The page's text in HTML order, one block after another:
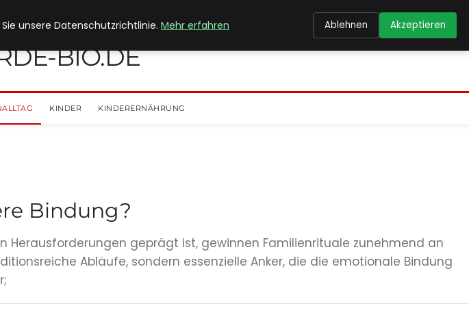
BIO.DE
KINDER KINDERERNÄHRUNG
Bindung?
geprägt ist, gewinnen Familienrituale zunehmend an
Abläufe, sondern essenzielle Anker, die die emotionale Bindung
unsere Datenschutzrichtlinie. Mehr erfahren Ablehnen Akzeptieren